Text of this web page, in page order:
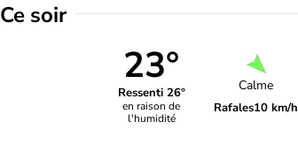
Ce soir
23°
Ressenti 26°
en raison de
l'humidité
Calme
Rafales10 km/h